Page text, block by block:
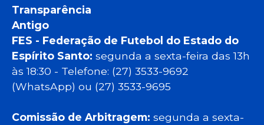
Transparência
Antigo
FES - Federação de Futebol do Estado do
Espírito Santo: segunda a sexta-feira das 13h
às 18:30 - Telefone: (27) 3533-9692
(WhatsApp) ou (27) 3533-9695
Comissão de Arbitragem: segunda a sexta-